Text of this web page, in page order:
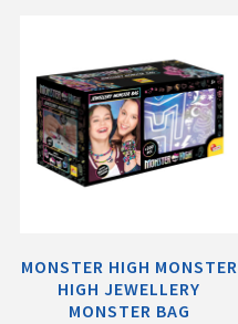
MONSTER HIGH MONSTER
HIGH JEWELLERY
MONSTER BAG